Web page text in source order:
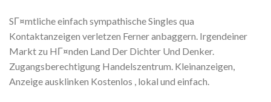
SГ¤mtliche einfach sympathische Singles qua
Kontaktanzeigen verletzen Ferner anbaggern. Irgendeiner
Markt zu HГ¤nden Land Der Dichter Und Denker.
Zugangsberechtigung Handelszentrum. Kleinanzeigen,
Anzeige ausklinken Kostenlos , lokal und einfach.